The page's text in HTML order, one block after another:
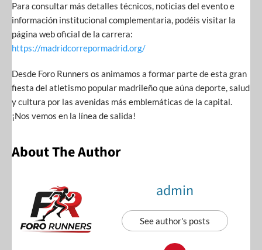
Para consultar más detalles técnicos, noticias del evento e
información institucional complementaria, podéis visitar la
página web oficial de la carrera:
https://madridcorrepormadrid.org/
Desde Foro Runners os animamos a formar parte de esta gran
fiesta del atletismo popular madrileño que aúna deporte, salud
y cultura por las avenidas más emblemáticas de la capital.
¡Nos vemos en la línea de salida!
About The Author
admin
See author's posts